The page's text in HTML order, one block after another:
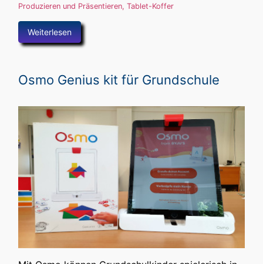
Produzieren und Präsentieren, Tablet-Koffer
Weiterlesen
Osmo Genius kit für Grundschule